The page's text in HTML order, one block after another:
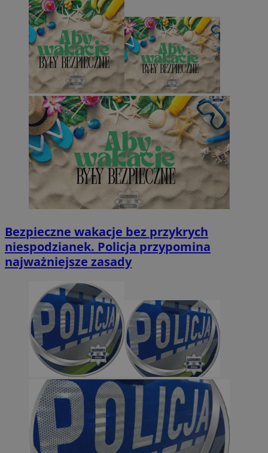
Bezpieczne wakacje bez przykrych
niespodzianek. Policja przypomina
najważniejsze zasady